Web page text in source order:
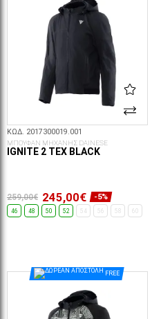
ΚΩΔ. 2017300019.001
ΜΠΟΥΦΑΝ ΜΗΧΑΝΗΣ DAINESE
IGNITE 2 TEX BLACK
259,00€ 245,00€ -5%
46 48 50 52 54 56 58 60
FREE